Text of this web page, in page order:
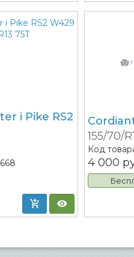
i Pike RS2
155/70/
Код
4 000